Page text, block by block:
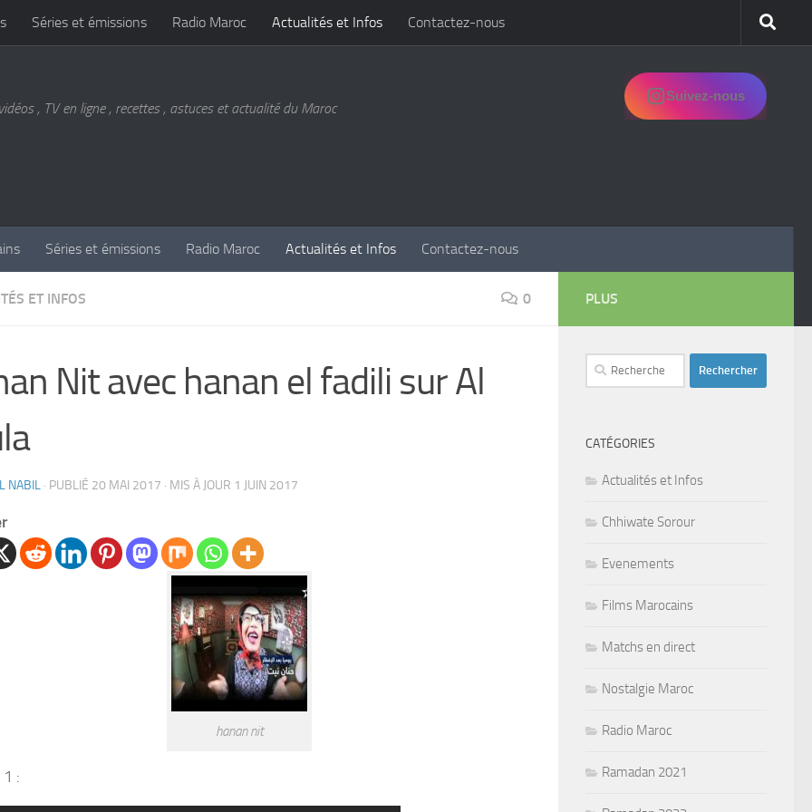
Séries et émissions Radio Maroc Actualités et Infos Contactez-nous
, TV en ligne , recettes , astuces et actualité du Maroc
Suivez-nous
Séries et émissions Radio Maroc Actualités et Infos Contactez-nous
ET INFOS 0
Nit avec hanan el fadili sur Al
NABIL · PUBLIÉ 20 MAI 2017 · MIS À JOUR 1 JUIN 2017
hanan nit
:
PLUS
Rechercher :
CATÉGORIES
Actualités et Infos
Chhiwate Sorour
Evenements
Films Marocains
Matchs en direct
Nostalgie Maroc
Radio Maroc
Ramadan 2021